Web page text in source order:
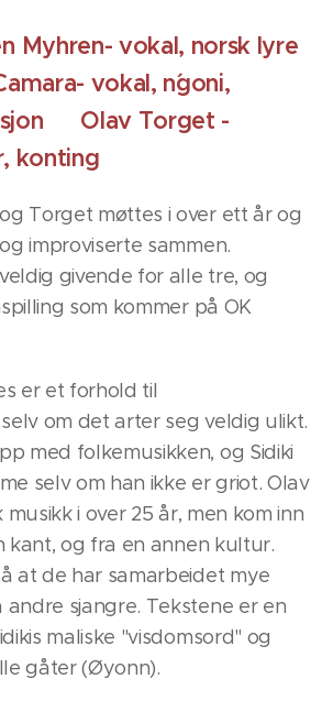
Myhren- vokal, norsk lyre
vokal, n´goni,
Olav Torget -
konting
Torget møttes i over ett år og
improviserte sammen.
givende for alle tre, og
som kommer på OK
er et forhold til
om det arter seg veldig ulikt.
med folkemusikken, og Sidiki
selv om han ikke er griot. Olav
i over 25 år, men kom inn
kant, og fra en annen kultur.
at de har samarbeidet mye
andre sjangre. Tekstene er en
maliske "visdomsord" og
gåter (Øyonn).